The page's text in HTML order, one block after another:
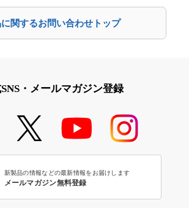
関するお問い合わせトップ
・メールマガジン登録
新製品の情報などの最新情報をお届けします
メールマガジン無料登録